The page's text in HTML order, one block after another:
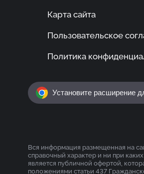
Карта сайта
Пользовательское
Политика
Установите расширение
Вся информация размещенная на
справочный характер и ни при
является публичной офертой,
положениями статьи 437